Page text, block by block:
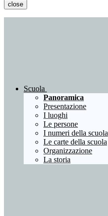
close
Scuola
Panoramica
Presentazione
I luoghi
Le persone
I numeri della scuola
Le carte della scuola
Organizzazione
La storia